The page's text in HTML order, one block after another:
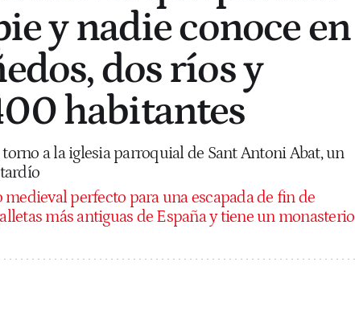
y nadie conoce en
dos ríos y
habitantes
a la iglesia parroquial de Sant Antoni Abat, un
medieval perfecto para una escapada de fin de
más antiguas de España y tiene un monasterio